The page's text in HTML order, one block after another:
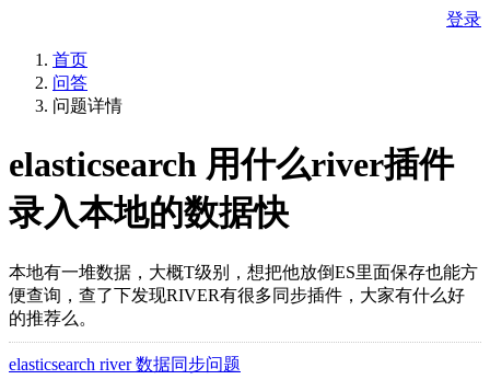
登录
首页
问答
问题详情
elasticsearch 用什么river插件
录入本地的数据快
本地有一堆数据，大概T级别，想把他放倒ES里面保存也能方
便查询，查了下发现RIVER有很多同步插件，大家有什么好
的推荐么。
elasticsearch river 数据同步问题